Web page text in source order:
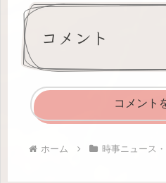
コメント
コメント
ホーム 時事ニュース